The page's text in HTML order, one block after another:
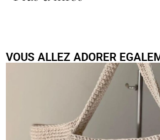
VOUS ALLEZ ADORER